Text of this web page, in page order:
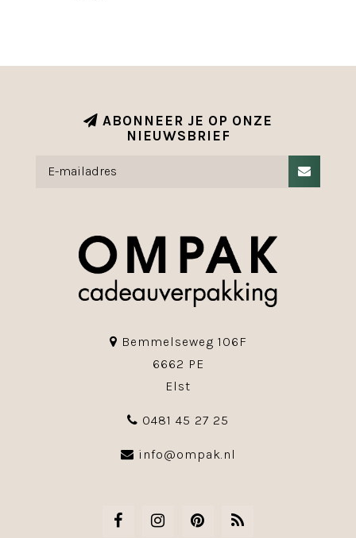
ABONNEER JE OP ONZE
NIEUWSBRIEF
Bemmelseweg 106F
6662 PE
Elst
0481 45 27 25
info@ompak.nl